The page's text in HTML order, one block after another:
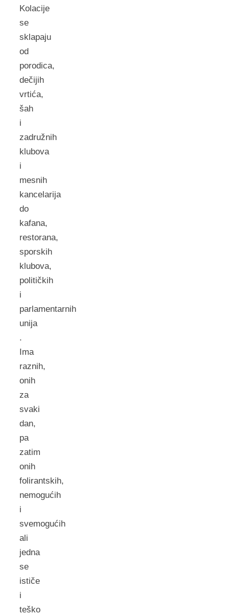
Kolacije
se
sklapaju
od
porodica,
dečijih
vrtića,
šah
i
zadružnih
klubova
i
mesnih
kancelarija
do
kafana,
restorana,
sporskih
klubova,
političkih
i
parlamentarnih
unija
.
Ima
raznih,
onih
za
svaki
dan,
pa
zatim
onih
folirantskih,
nemogućih
i
svemogućih
ali
jedna
se
ističe
i
teško